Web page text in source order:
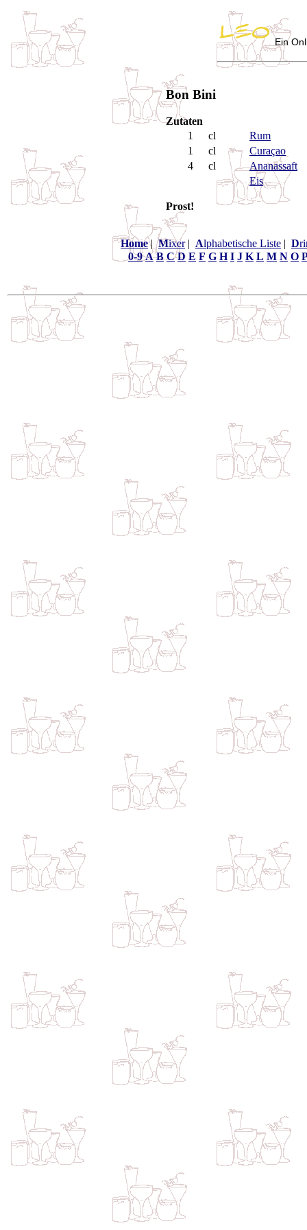
Ein
Bon Bini
Zutaten
1
cl
Rum
1
cl
Curaçao
4
cl
Ananassaft
Eis
Prost!
Home|Mixer| Alphabetische Liste | D
0-9 A B C D E F G H I J K L M N O